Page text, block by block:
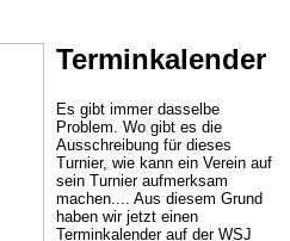
Terminkalender
Es gibt immer dasselbe
Problem. Wo gibt es die
Ausschreibung für dieses
Turnier, wie kann ein Verein auf
sein Turnier aufmerksam
machen.... Aus diesem Grund
haben wir jetzt einen
Terminkalender auf der WSJ